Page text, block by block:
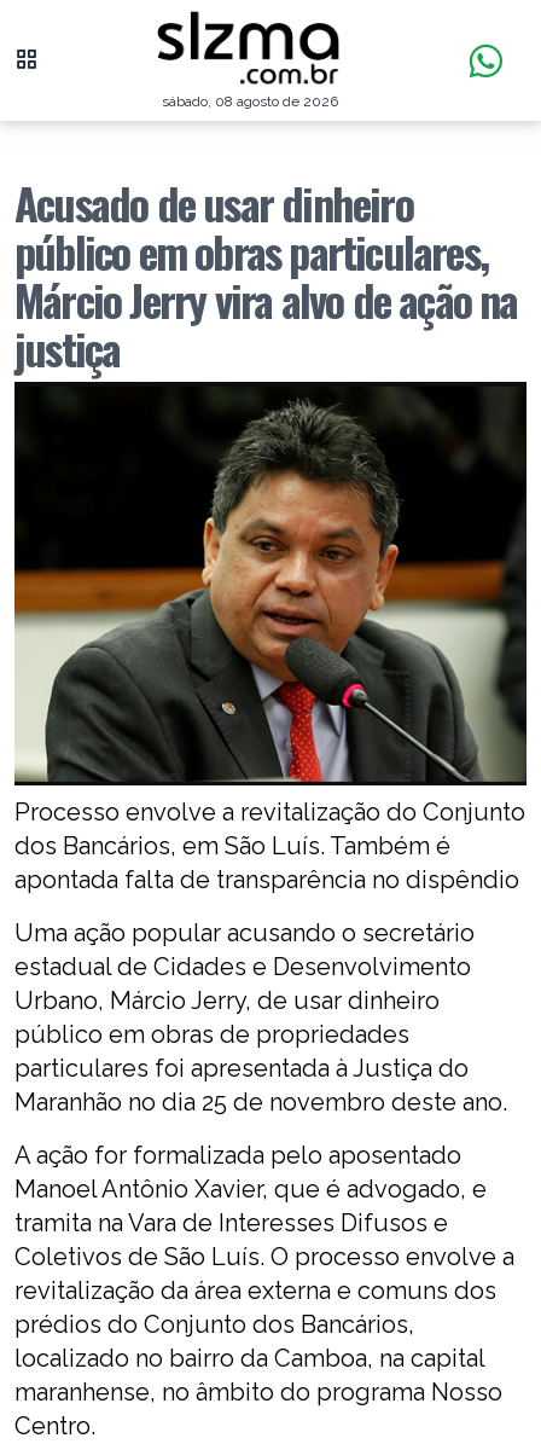
sábado, 08 agosto de 2026
Acusado de usar dinheiro
público em obras particulares,
Márcio Jerry vira alvo de ação na
justiça
Processo envolve a revitalização do Conjunto
dos Bancários, em São Luís. Também é
apontada falta de transparência no dispêndio
Uma ação popular acusando o secretário
estadual de Cidades e Desenvolvimento
Urbano, Márcio Jerry, de usar dinheiro
público em obras de propriedades
particulares foi apresentada à Justiça do
Maranhão no dia 25 de novembro deste ano.
A ação for formalizada pelo aposentado
Manoel Antônio Xavier, que é advogado, e
tramita na Vara de Interesses Difusos e
Coletivos de São Luís. O processo envolve a
revitalização da área externa e comuns dos
prédios do Conjunto dos Bancários,
localizado no bairro da Camboa, na capital
maranhense, no âmbito do programa Nosso
Centro.